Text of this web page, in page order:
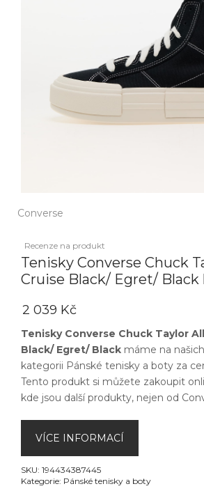
Converse
Recenze na produkt
Tenisky Converse Chuck
Cruise Black/ Egret/ Black
2 039 Kč
Tenisky Converse Chuck Taylor
Black/ Egret/ Black máme na
kategorii Pánské tenisky a boty za
Tento produkt si můžete zakoupit
kde jsou další produkty, nejen od
VÍCE INFORMACÍ
SKU: 194434387445
Kategorie: Pánské tenisky a boty